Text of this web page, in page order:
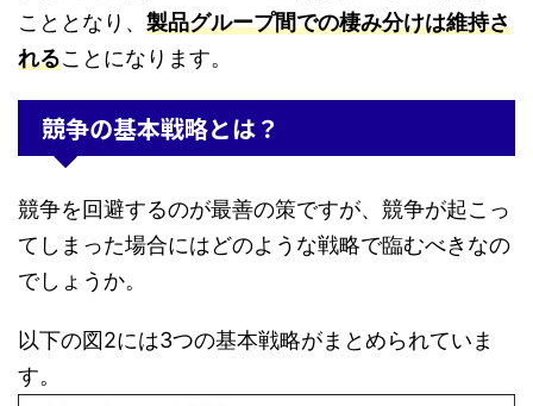
こととなり、 製品グループ間での棲み分けは維持さ
れることになります。
競争の基本戦略とは？
競争を回避するのが最善の策ですが、競争が起こっ
てしまった場合にはどのような戦略で臨むべきなの
でしょうか。
以下の図2には3つの基本戦略がまとめられていま
す。